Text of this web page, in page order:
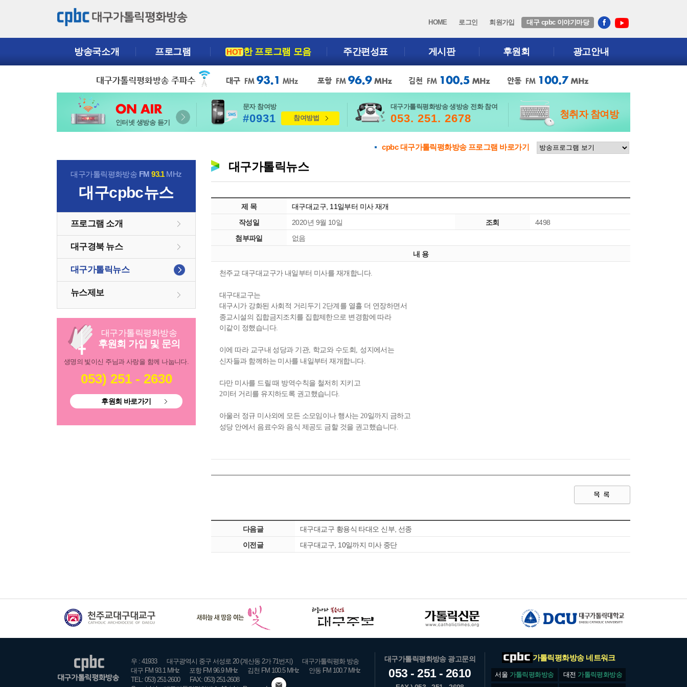
HOME 로그인 회원가입 대구 cpbc 이야기마당
방송국소개 프로그램 HOT한 프로그램 모음 주간편성표 게시판 후원회 광고안내
인터넷 생방송 듣기
문자 참여방
#0931 참여방법
대구가톨릭평화방송 생방송 전화 참여
053. 251. 2678 청취자 참여방
cpbc 대구가톨릭평화방송 프로그램 바로가기
대구가톨릭평화방송 FM93.1MHz
대구cpbc뉴스
프로그램 소개
대구경북 뉴스
대구가톨릭뉴스
뉴스제보
대구가톨릭평화방송
후원회 가입 및 문의
생명의 빛이신 주님과 사랑을 함께 나눕니다.
053) 251 - 2630
후원회 바로가기
대구가톨릭뉴스
제 목
대구대교구, 11일부터 미사 재개
작성일
2020년 9월 10일 조회
4498
첨부파일
없음
내 용
천주교 대구대교구가 내일부터 미사를 재개합니다.
대구대교구는
대구시가 강화된 사회적 거리두기 2단계를 열흘 더 연장하면서
종교시설의 집합금지조치를 집합제한으로 변경함에 따라
이같이 정했습니다.
이에 따라 교구내 성당과 기관, 학교와 수도회, 성지에서는
신자들과 함께하는 미사를 내일부터 재개합니다.
다만 미사를 드릴 때 방역수칙을 철저히 지키고
2미터 거리를 유지하도록 권고했습니다.
아울러 정규 미사외에 모든 소모임이나 행사는 20일까지 금하고
성당 안에서 음료수와 음식 제공도 금할 것을 권고했습니다.
다음글
대구대교구 황용식 타대오 신부, 선종
이전글
대구대교구, 10일까지 미사 중단
우 : 41933 대구광역시 중구 서성로 20 (계산동 2가 71번지)
대구가톨릭평화 방송
대구 FM 93.1 MHz
포항 FM 96.9 MHz 김천 FM 100.5 MHz
안동 FM 100.7 MHz
TEL: 053) 251-2600
FAX: 053) 251-2608
대구가톨릭평화방송 광고문의
053 - 251 - 2610
가톨릭평화방송 네트워크
서울 가톨릭평화방송 대전 가톨릭평화방송